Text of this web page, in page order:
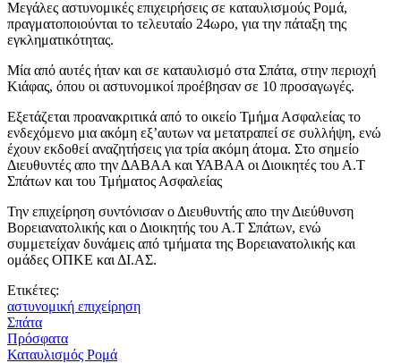
Μεγάλες αστυνομικές επιχειρήσεις σε καταυλισμούς Ρομά,
πραγματοποιούνται το τελευταίο 24ωρο, για την πάταξη της
εγκληματικότητας.
Μία από αυτές ήταν και σε καταυλισμό στα Σπάτα, στην περιοχή
Κιάφας, όπου οι αστυνομικοί προέβησαν σε 10 προσαγωγές.
Εξετάζεται προανακριτικά από το οικείο Τμήμα Ασφαλείας το
ενδεχόμενο μια ακόμη εξ’αυτων να μετατραπεί σε συλλήψη, ενώ
έχουν εκδοθεί αναζητήσεις για τρία ακόμη άτομα. Στο σημείο
Διευθυντές απο την ΔΑΒΑΑ και ΥΑΒΑΑ οι Διοικητές του Α.Τ
Σπάτων και του Τμήματος Ασφαλείας
Την επιχείρηση συντόνισαν ο Διευθυντής απο την Διεύθυνση
Βορειανατολικής και ο Διοικητής του Α.Τ Σπάτων, ενώ
συμμετείχαν δυνάμεις από τμήματα της Βορειανατολικής και
ομάδες ΟΠΚΕ και ΔΙ.ΑΣ.
Ετικέτες:
αστυνομική επιχείρηση
Σπάτα
Πρόσφατα
Καταυλισμός Ρομά